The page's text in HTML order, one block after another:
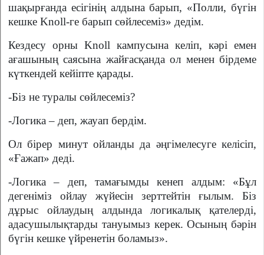
шақырғанда есігінің алдына барып, «Полли, бүгін
кешке Knoll-ге барып сөйлесеміз» дедім.
Кездесу орны Knoll кампусына келіп, кәрі емен
ағашының саясына жайғасқанда ол менен бірдеме
күткендей кейіпте қарады.
-Біз не туралы сөйлесеміз?
-Логика – деп, жауап бердім.
Ол бірер минут ойланды да әңгімелесуге келісіп,
«Ғажап» деді.
-Логика – деп, тамағымды кенеп алдым: «Бұл
дегеніміз ойлау жүйесін зерттейтін ғылым. Біз
дұрыс ойлаудың алдында логикалық қателерді,
адасушылықтарды тануымыз керек. Осының бәрін
бүгін кешке үйренетін боламыз».